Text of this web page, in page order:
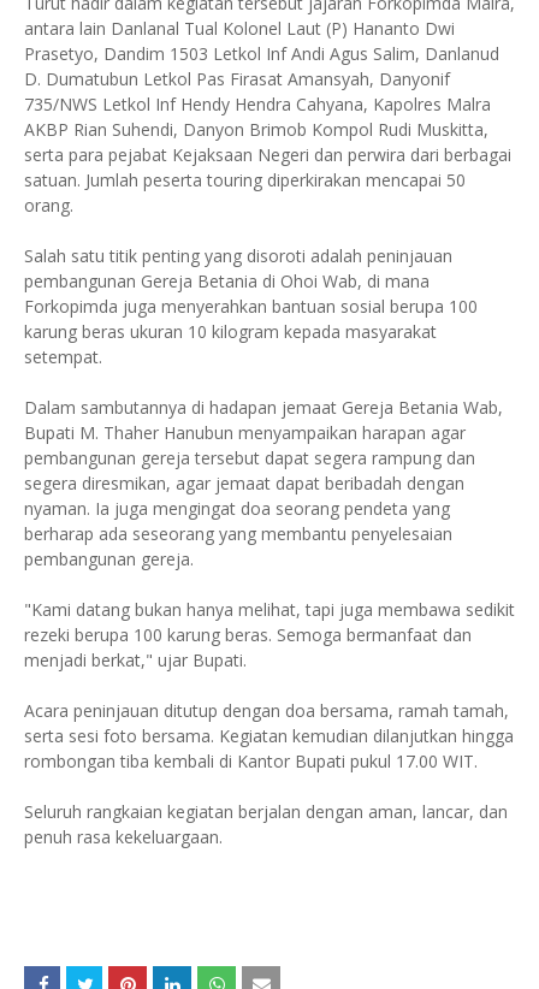
antara lain Danlanal Tual Kolonel Laut (P) Hananto Dwi
Prasetyo, Dandim 1503 Letkol Inf Andi Agus Salim, Danlanud
D. Dumatubun Letkol Pas Firasat Amansyah, Danyonif
735/NWS Letkol Inf Hendy Hendra Cahyana, Kapolres Malra
AKBP Rian Suhendi, Danyon Brimob Kompol Rudi Muskitta,
serta para pejabat Kejaksaan Negeri dan perwira dari berbagai
satuan. Jumlah peserta touring diperkirakan mencapai 50
orang.
Salah satu titik penting yang disoroti adalah peninjauan
pembangunan Gereja Betania di Ohoi Wab, di mana
Forkopimda juga menyerahkan bantuan sosial berupa 100
karung beras ukuran 10 kilogram kepada masyarakat
setempat.
Dalam sambutannya di hadapan jemaat Gereja Betania Wab,
Bupati M. Thaher Hanubun menyampaikan harapan agar
pembangunan gereja tersebut dapat segera rampung dan
segera diresmikan, agar jemaat dapat beribadah dengan
nyaman. Ia juga mengingat doa seorang pendeta yang
berharap ada seseorang yang membantu penyelesaian
pembangunan gereja.
"Kami datang bukan hanya melihat, tapi juga membawa sedikit
rezeki berupa 100 karung beras. Semoga bermanfaat dan
menjadi berkat," ujar Bupati.
Acara peninjauan ditutup dengan doa bersama, ramah tamah,
serta sesi foto bersama. Kegiatan kemudian dilanjutkan hingga
rombongan tiba kembali di Kantor Bupati pukul 17.00 WIT.
Seluruh rangkaian kegiatan berjalan dengan aman, lancar, dan
penuh rasa kekeluargaan.